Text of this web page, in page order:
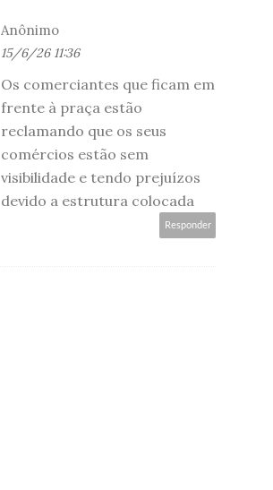
Anônimo
15/6/26 11:36
Os comerciantes que ficam em
frente à praça estão
reclamando que os seus
comércios estão sem
visibilidade e tendo prejuízos
devido a estrutura colocada
Responder